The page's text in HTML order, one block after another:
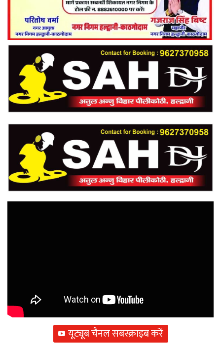
यूट्यूब चैनल सबस्क्राइब करें